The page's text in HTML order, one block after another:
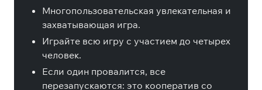
Многопользовательская увлекательная и
захватывающая игра.
Играйте всю игру с участием до четырех
человек.
Если один провалится, все
перезапускаются: это кооператив со